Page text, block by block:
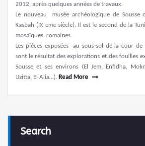
2012, après quelques années de travaux.
Le nouveau musée archéologique de Sousse
Kasbah (IX eme siècle). Il est le second de la
mosaïques romaines.
Les pièces exposées au sous-sol de la cour de
sont le résultat des explorations et des fouilles
Sousse et ses environs (El Jem, Enfidha,
Uzitta, El Alia…). Read More
Search